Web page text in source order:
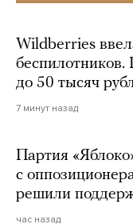
Wildberries
беспилотников.
до 50 тысяч
7 минут назад
Партия
с
решили
час назад